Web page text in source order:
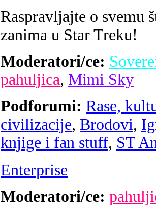
Raspravljajte o svemu
zanima u Star Treku!
Moderatori/ce:
pahuljica, Mimi Sky
Podforumi: Rase,
civilizacije, Brodovi,
knjige i fan stuff, ST
Enterprise
Moderatori/ce: